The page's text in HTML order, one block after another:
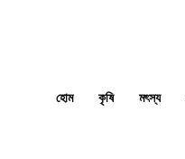
হোম কৃষি মৎস্য